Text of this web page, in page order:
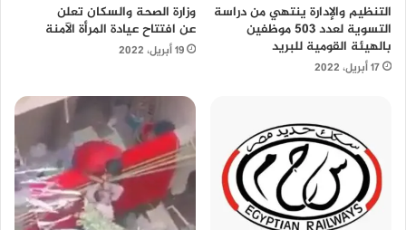
التنظيم والإدارة ينتهي من دراسة
التسوية لعدد 503 موظفين
بالهيئة القومية للبريد
17 أبريل، 2022
وزارة الصحة والسكان تعلن
عن افتتاح عيادة المرأة الآمنة
19 أبريل، 2022